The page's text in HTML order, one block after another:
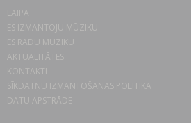
LAIPA
ES IZMANTOJU MŪZIKU
ES RADU MŪZIKU
AKTUALITĀTES
KONTAKTI
SĪKDATŅU IZMANTOŠANAS POLITIKA
DATU APSTRĀDE